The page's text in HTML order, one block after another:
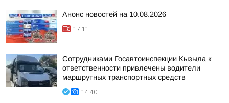
Анонс новостей на 10.08.2026
17:11
Сотрудниками Госавтоинспекции Кызыла к
ответственности привлечены водители
маршрутных транспортных средств
14:40